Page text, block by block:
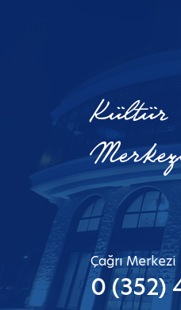
Kültür
Çağrı Merkezi
0 (352)